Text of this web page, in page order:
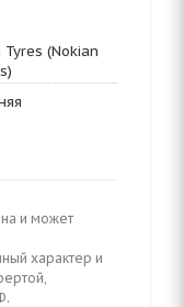
(Nokian
и может
характер и